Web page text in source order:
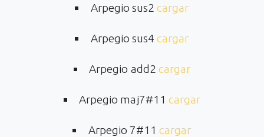
Arpegio sus2cargar
Arpegio sus4cargar
Arpegio add2 cargar
Arpegio maj7#11 cargar
Arpegio 7#11cargar